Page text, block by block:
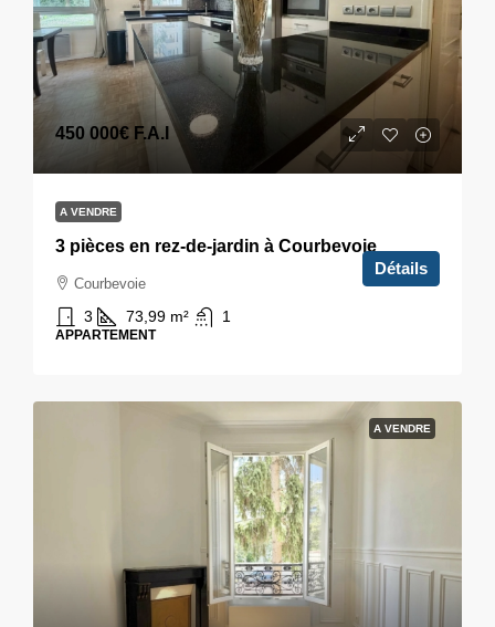
450 000€ F.A.I
A VENDRE
3 pièces en rez-de-jardin à Courbevoie
Courbevoie
3 73,99 m² 1
APPARTEMENT
Détails
A VENDRE